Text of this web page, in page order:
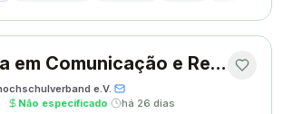
Especialista em Comunicação e Relações Públicas
e.V.·
·
· Não especificado· há 26 dias